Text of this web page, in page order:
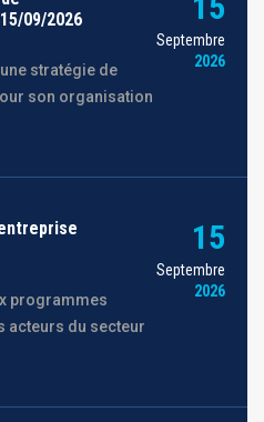
09/2026
stratégie de
son organisation
Septembre
2026
programmes
acteurs du secteur
15
Septembre
2026